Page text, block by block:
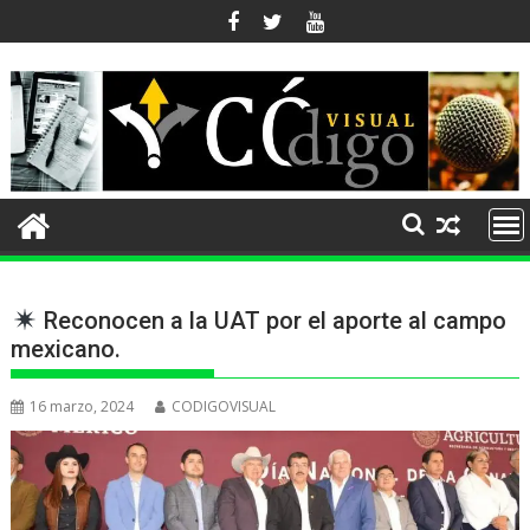
al
contenido
Reconocen a la UAT por el aporte al campo
mexicano.
16 marzo, 2024 CODIGOVISUAL